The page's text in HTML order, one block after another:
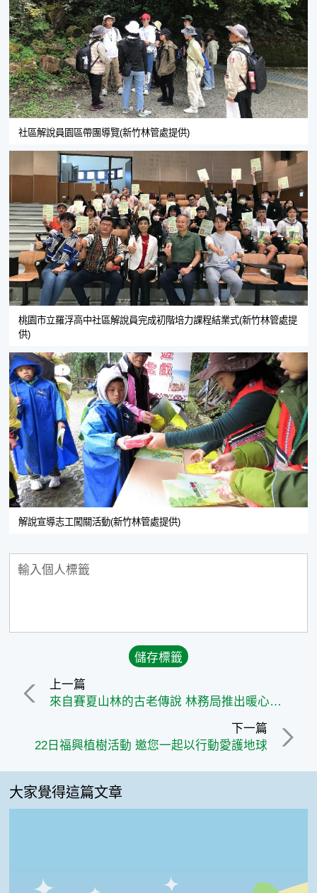
社區解說員園區帶團導覽(新竹林管處提供)
桃園市立羅浮高中社區解說員完成初階培力課程結業式(新竹林管處提
供)
解說宣導志工闖關活動(新竹林管處提供)
上一篇
來自賽夏山林的古老傳說 林務局推出暖心原住民生態繪本《苔蘚兄妹》
下一篇
22日福興植樹活動 邀您一起以行動愛護地球
大家覺得這篇文章